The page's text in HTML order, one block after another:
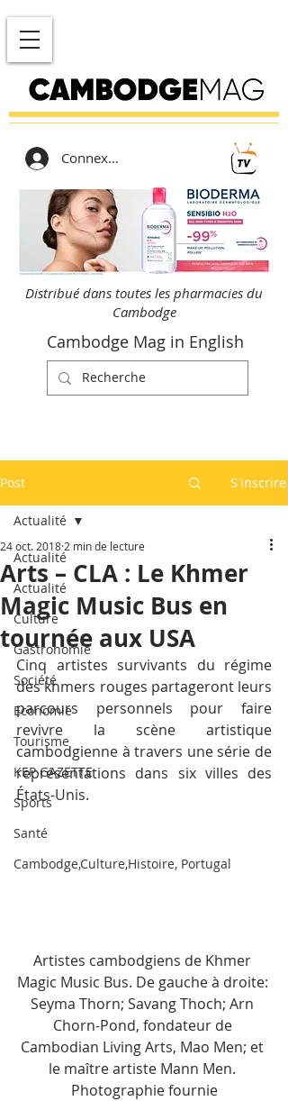
Connexion
Distribué dans toutes les pharmacies du
Cambodge
Cambodge Mag in English
Post S'inscrire
Actualité
Actualité
Culture
Gastronomie
Société
Economie
Tourisme
KEP GAZETTE
Sports
Santé
Cambodge,Culture,Histoire, Portugal
Actualité
Arts – CLA : Le Khmer
Magic Music Bus en
tournée aux USA
24 oct. 2018 2 min de lecture
Cinq artistes survivants du régime
des khmers rouges partageront leurs
parcours personnels pour faire
revivre la scène artistique
cambodgienne à travers une série de
représentations dans six villes des
États-Unis.
Artistes cambodgiens de Khmer
Magic Music Bus. De gauche à droite:
Seyma Thorn; Savang Thoch; Arn
Chorn-Pond, fondateur de
Cambodian Living Arts, Mao Men; et
le maître artiste Mann Men.
Photographie fournie